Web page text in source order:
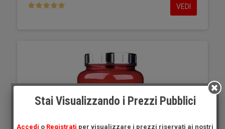
VEDI
Stai Visualizzando i Prezzi Pubblici
Accedi o Registrati per visualizzare i prezzi riservati ai nostri